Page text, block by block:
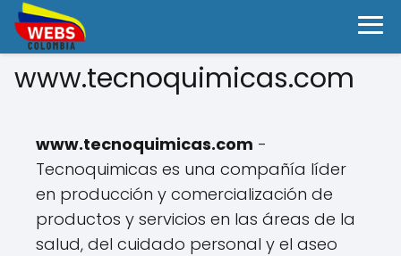
www.tecnoquimicas.com
www.tecnoquimicas.com -
Tecnoquimicas es una compañía líder
en producción y comercialización de
productos y servicios en las áreas de la
salud, del cuidado personal y el aseo